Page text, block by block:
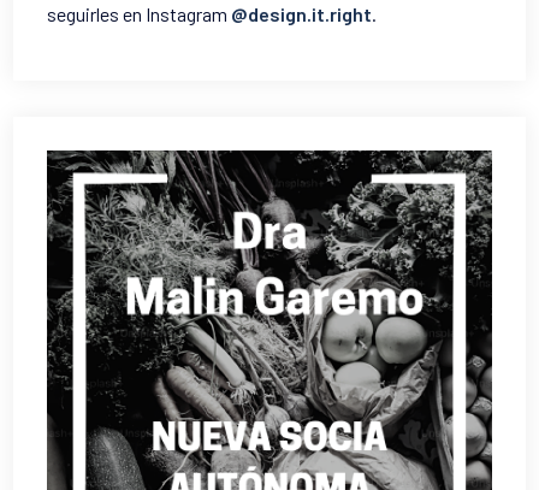
seguirles en Instagram @design.it.right.